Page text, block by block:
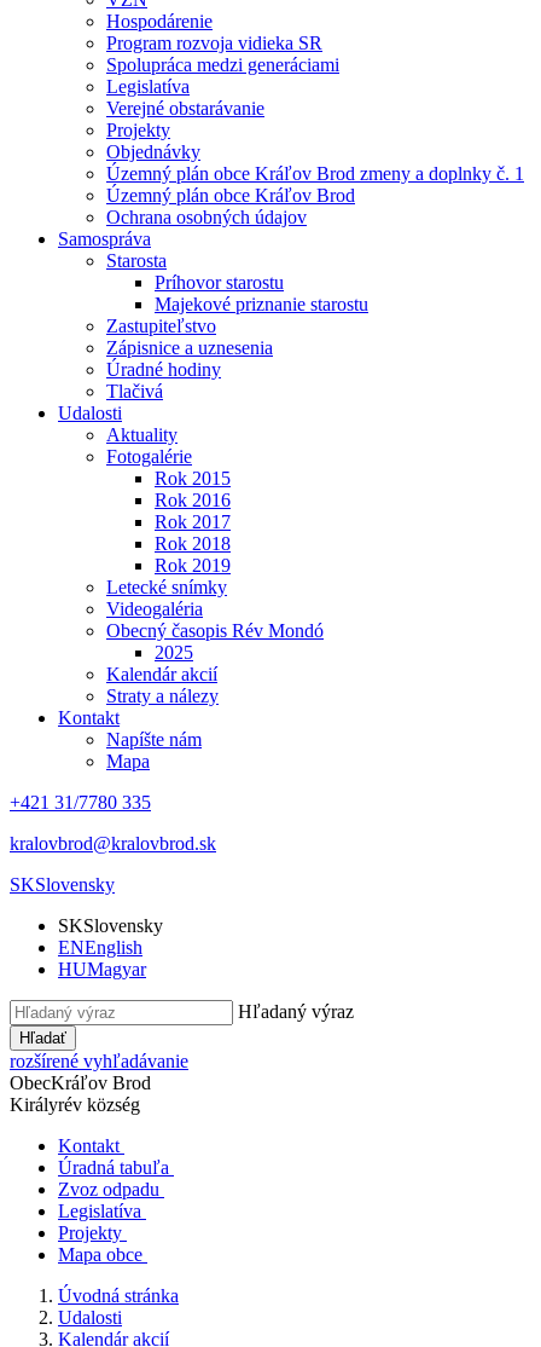
Hospodárenie
Program rozvoja vidieka SR
Spolupráca medzi generáciami
Legislatíva
Verejné obstarávanie
Projekty
Objednávky
Územný plán obce Kráľov Brod zmeny a doplnky č. 1
Územný plán obce Kráľov Brod
Ochrana osobných údajov
Samospráva
Starosta
Príhovor starostu
Majekové priznanie starostu
Zastupiteľstvo
Zápisnice a uznesenia
Úradné hodiny
Tlačivá
Udalosti
Aktuality
Fotogalérie
Rok 2015
Rok 2016
Rok 2017
Rok 2018
Rok 2019
Letecké snímky
Videogaléria
Obecný časopis Rév Mondó
2025
Kalendár akcií
Straty a nálezy
Kontakt
Napíšte nám
Mapa
+421 31/7780 335
kralovbrod@kralovbrod.sk
SKSlovensky
SKSlovensky
ENEnglish
HUMagyar
Hľadaný výraz
Hľadať
rozšírené vyhľadávanie
ObecKráľov Brod
Királyrév község
Kontakt
Úradná tabuľa
Zvoz odpadu
Legislatíva
Projekty
Mapa obce
Úvodná stránka
Udalosti
Kalendár akcií